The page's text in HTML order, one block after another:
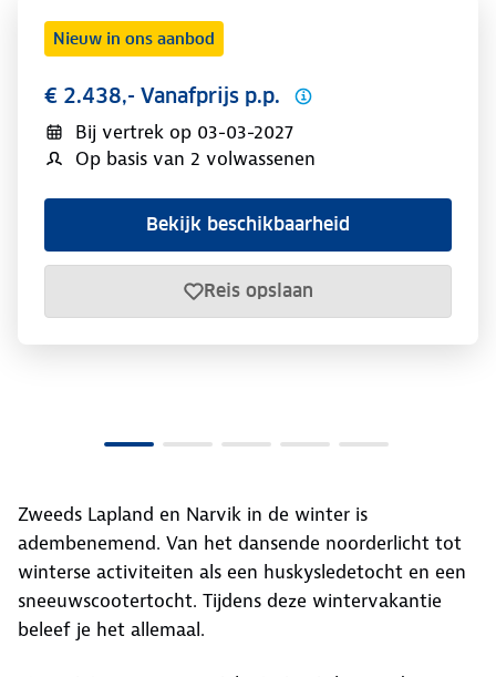
Nieuw in ons aanbod
€ 2.438,- Vanafprijs p.p.
Bij vertrek op 03-03-2027
Op basis van 2 volwassenen
Bekijk beschikbaarheid
Reis opslaan
Zweeds Lapland en Narvik in de winter is
adembenemend. Van het dansende noorderlicht tot
winterse activiteiten als een huskysledetocht en een
sneeuwscootertocht. Tijdens deze wintervakantie
beleef je het allemaal.